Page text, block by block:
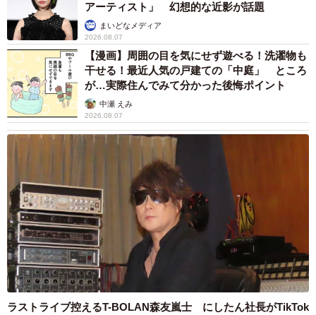
会計後だからといって安心していたらとどめの一言が…（オムニウッチ
ーさん提供）
一同作を描いたきっかけを教えてください。
ここまでマイペースなお客様はなかなか遭遇した事がなか
アーティスト」 幻想的な近影が話題
まいどなメディア
2026.08.07
【漫画】周囲の目を気にせず遊べる！洗濯物も
干せる！最近人気の戸建ての「中庭」 ところ
が…実際住んでみて分かった後悔ポイント
中瀬 えみ
2026.08.07
ラストライブ控えるT-BOLAN森友嵐士 にしたん社長がTikTok